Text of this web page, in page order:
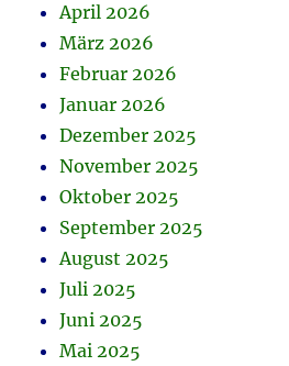
April 2026
März 2026
Februar 2026
Januar 2026
Dezember 2025
November 2025
Oktober 2025
September 2025
August 2025
Juli 2025
Juni 2025
Mai 2025